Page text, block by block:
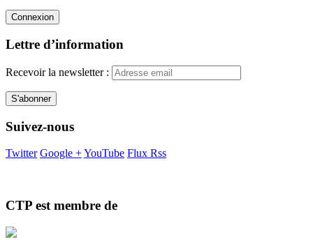
Lettre d’information
Recevoir la newsletter :
Suivez-nous
Twitter Google +YouTube Flux Rss
CTP est membre de